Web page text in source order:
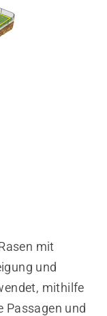
mit
und
mithilfe
Passagen und